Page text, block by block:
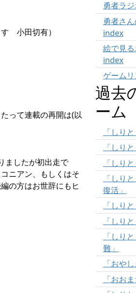
小田切有）
って連載の再開は(以
ましたが初出走で
ニアン、もしくはそ
の方はお世辞にもヒ
勇者ラ
勇者さ
index
絵で見
index
ゲームリ
過去
ーム
「しり
「しり
「しり
「しり
復活」
「しり
「しり
「しり
難」
「おや
「おお